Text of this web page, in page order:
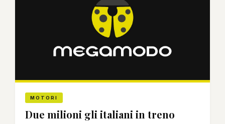
MOTORI
Due milioni gli italiani in treno